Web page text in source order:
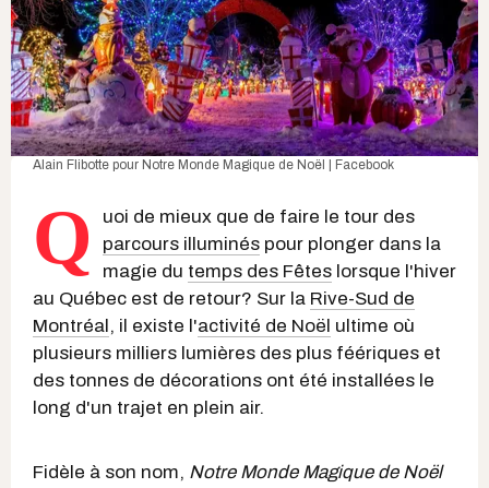
Alain Flibotte pour Notre Monde Magique de Noël | Facebook
Q
uoi de mieux que de faire le tour des
parcours illuminés pour plonger dans la
magie du temps des Fêtes lorsque l'hiver
au Québec est de retour? Sur la Rive-Sud de
Montréal, il existe l'activité de Noël ultime où
plusieurs milliers lumières des plus féériques et
des tonnes de décorations ont été installées le
long d'un trajet en plein air.
Fidèle à son nom, Notre Monde Magique de Noël